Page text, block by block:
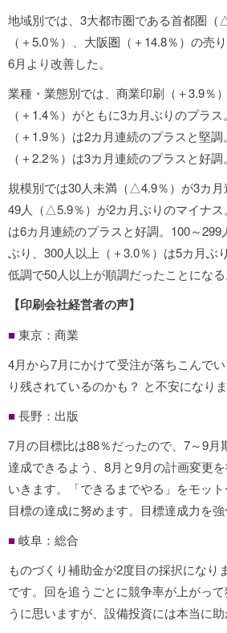
地域別では、3大都市圏である首都圏（
（＋5.0％）、大阪圏（＋14.8％）の売
6月より改善した。
業種・業態別では、商業印刷（＋3.9％
（＋1.4％）がともに3カ月ぶりのプラ
（＋1.9％）は2カ月連続のプラスと堅
（＋2.2％）は3カ月連続のプラスと好調。
規模別では30人未満（△4.9％）が3カ月
49人（△5.9％）が2カ月ぶりのマイナス
は6カ月連続のプラスと好調。100～299
ぶり、300人以上（＋3.0％）は5カ月ぶ
低調で50人以上が順調だったことになる
【印刷会社経営者の声】
■東京：商業
4月から7月にかけて受注が落ちこんで
り残されているのかも？ と不安になりま
■長野：出版
7月の目標比は88％だったので、7～9月
達成できるよう、8月と9月の計画変更
いきます。「できるまでやる」をモッ
目標の達成に努めます。目標達成力を強
■岐阜：総合
ものづくり補助金が2度目の採択になり
です。回を追うごとに競争率が上がっ
うに思いますが、設備投資には本当に助